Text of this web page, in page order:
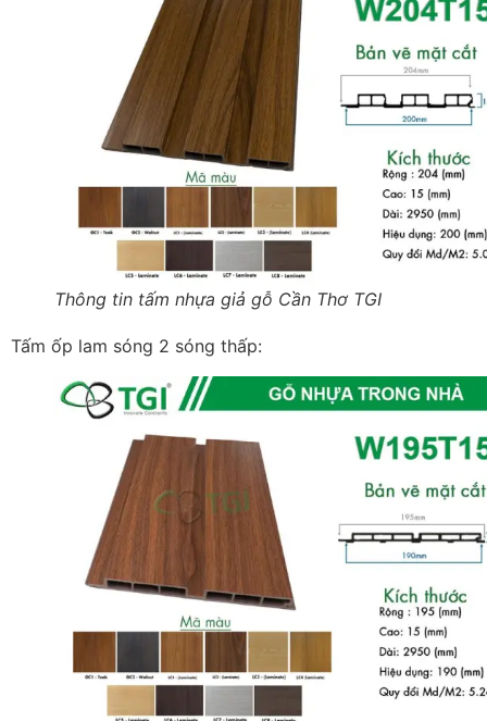
Thông tin tấm nhựa giả gỗ Cần Thơ TGI
Tấm ốp lam sóng 2 sóng thấp: